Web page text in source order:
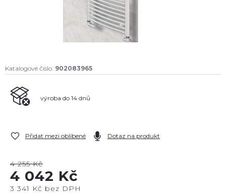
Katalogové číslo: 902083965
výroba do 14 dnů
Přidat mezi oblíbené Dotaz na produkt
4 255 Kč
4 042 Kč
3 341 Kč bez DPH